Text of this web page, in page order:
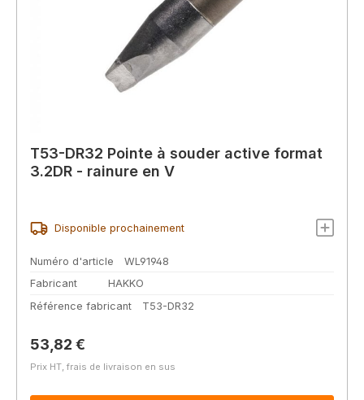
T53-DR32 Pointe à souder active format
3.2DR - rainure en V
Disponible prochainement
Numéro d'article
WL91948
Fabricant
HAKKO
Référence fabricant
T53-DR32
Prix régulier :
53,82 €
Prix HT, frais de livraison en sus